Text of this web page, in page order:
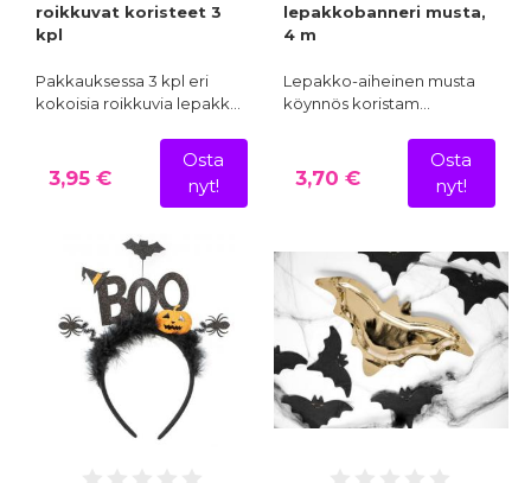
roikkuvat koristeet 3
kpl
Pakkauksessa 3 kpl eri
kokoisia roikkuvia lepakk…
3,95 €
Osta
nyt!
lepakkobanneri musta,
4 m
Lepakko-aiheinen musta
köynnös koristam…
3,70 €
Osta
nyt!